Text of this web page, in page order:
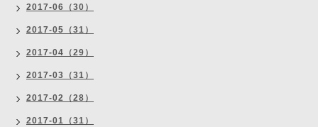
2017-06（30）
2017-05（31）
2017-04（29）
2017-03（31）
2017-02（28）
2017-01（31）